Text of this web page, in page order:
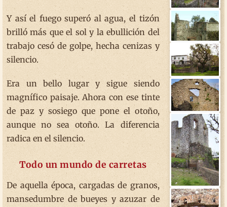
Y así el fuego superó al agua, el tizón
brilló más que el sol y la ebullición del
trabajo cesó de golpe, hecha cenizas y
silencio.
Era un bello lugar y sigue siendo
magnífico paisaje. Ahora con ese tinte
de paz y sosiego que pone el otoño,
aunque no sea otoño. La diferencia
radica en el silencio.
Todo un mundo de carretas
De aquella época, cargadas de granos,
mansedumbre de bueyes y azuzar de